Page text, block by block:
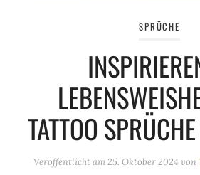
SPRÜCHE
TATTOO
Veröffentlicht am25. Oktober 2024 von